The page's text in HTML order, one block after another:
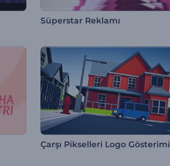
Süperstar Reklamı
Çarşı Pikselleri Logo Gösterimi